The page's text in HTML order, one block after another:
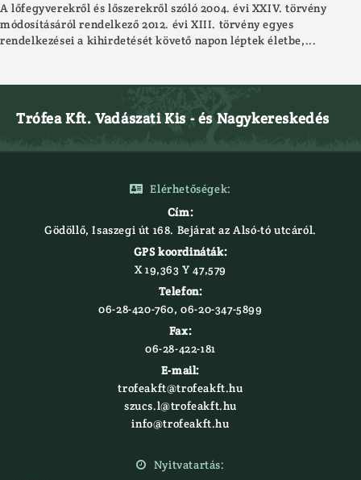
A lőfegyverekről és lőszerekről szóló 2004. évi XXIV. törvény
módosításáról rendelkező 2012. évi XIII. törvény egyes
rendelkezései a kihirdetését követő napon léptek életbe,...
Trófea Kft. Vadászati Kis - és Nagykereskedés

Elérhetőségek:
Cím:
Gödöllő, Isaszegi út 168. Bejárat az Alsó-tó utcáról.
GPS koordináták:
X 19,363 Y 47,579‍
Telefon:
06-28-420-760, 06-20-347-5899
Fax:
06-28-422-181
E-mail:
trofeakft@trofeakft.hu
szucs.l@trofeakft.hu
info@trofeakft.hu

Nyitvatartás: